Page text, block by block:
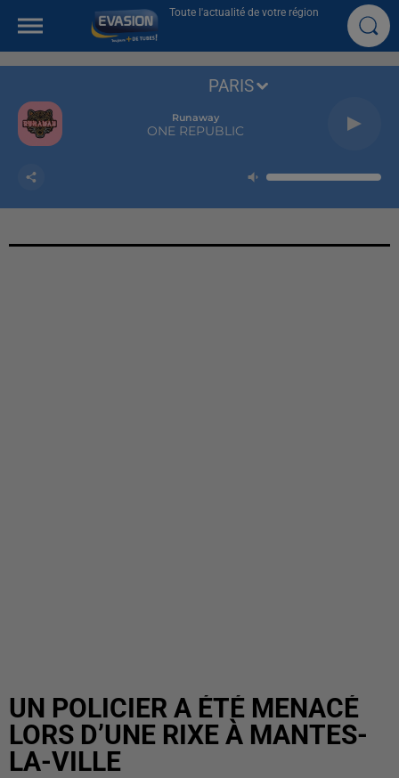
Toute l'actualité de votre région
Runaway
ONE REPUBLIC
PARIS
UN POLICIER A ÉTÉ MENACÉ
LORS D’UNE RIXE À MANTES-
LA-VILLE